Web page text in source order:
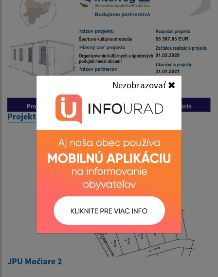
Nezobrazovať
Projekt INTERREG - VIA CARPATIA
JPU Močiare 2